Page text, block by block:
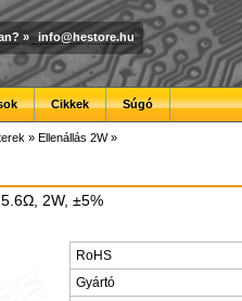
» info@hestore.hu
Cikkek Súgó
» Ellenállás 2W»
2W, ±5%
RoHS
Gyártó